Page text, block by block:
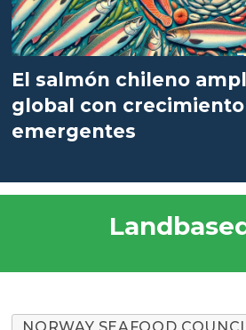
El salmón chileno
global con
emergentes